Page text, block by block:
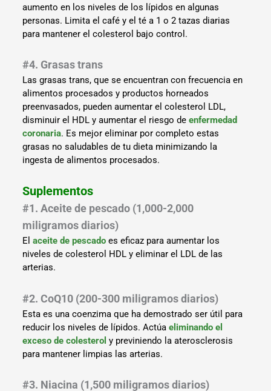
aumento en los niveles de los lípidos en algunas
personas. Limita el café y el té a 1 o 2 tazas diarias
para mantener el colesterol bajo control.
#4. Grasas trans
Las grasas trans, que se encuentran con frecuencia en
alimentos procesados y productos horneados
preenvasados, pueden aumentar el colesterol LDL,
disminuir el HDL y aumentar el riesgo deenfermedad
coronaria. Es mejor eliminar por completo estas
grasas no saludables de tu dieta minimizando la
ingesta de alimentos procesados.
Suplementos
#1. Aceite de pescado (1,000-2,000
miligramos diarios)
Elaceite de pescado es eficaz para aumentar los
niveles de colesterol HDL y eliminar el LDL de las
arterias.
#2. CoQ10 (200-300 miligramos diarios)
Esta es una coenzima que ha demostrado ser útil para
reducir los niveles de lípidos. Actúaeliminando el
exceso de colesterol y previniendo la aterosclerosis
para mantener limpias las arterias.
#3. Niacina (1,500 miligramos diarios)